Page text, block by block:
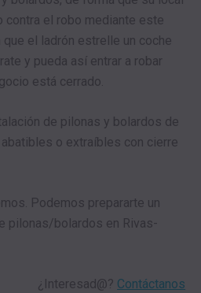
el robo mediante este
el ladrón estrelle un coche
y pueda así entrar a robar
está cerrado.
de pilonas y bolardos de
o extraíbles con cierre
Podemos prepararte un
pilonas/bolardos en Rivas-
¿Interesad@? Contáctanos